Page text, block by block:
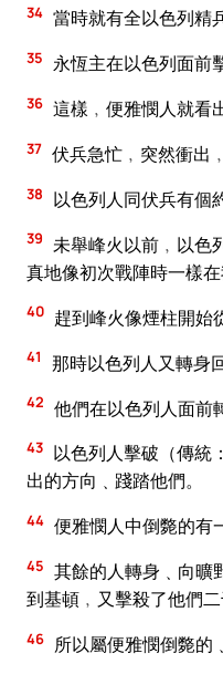
34 當時就有全以色列精
35 永恆主在以色列面前
36 這樣﹐便雅憫人就看
37 伏兵急忙﹐突然衝出
38 以色列人同伏兵有個
39 未舉峰火以前﹐以色
真地像初次戰陣時一樣
40 趕到峰火像煙柱開始
41 那時以色列人又轉身
42 他們在以色列人面前
43 以色列人擊破（傳統
出的方向﹑踐踏他們。
44 便雅憫人中倒斃的有
45 其餘的人轉身﹑向曠
到基頓﹐又擊殺了他們二
46 所以屬便雅憫倒斃的